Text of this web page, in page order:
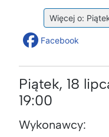
Więcej o:
Facebook
Piątek, 18
19:00
Wykonawcy: